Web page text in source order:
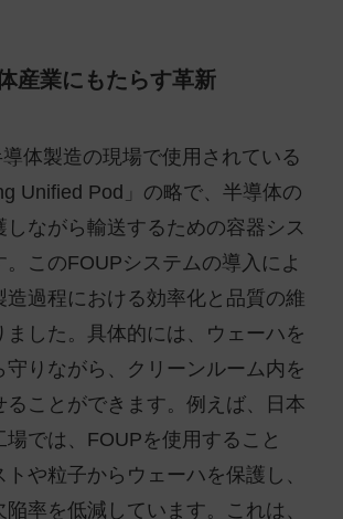
産業にもたらす革新
体製造の現場で使用されている
Unified Pod」の略で、半導体の
しながら輸送するための容器シス
。このFOUPシステムの導入によ
造過程における効率化と品質の維
ました。具体的には、ウェーハを
守りながら、クリーンルーム内を
ることができます。例えば、日本
場では、FOUPを使用すること
や粒子からウェーハを保護し、
率を低減しています。これは、